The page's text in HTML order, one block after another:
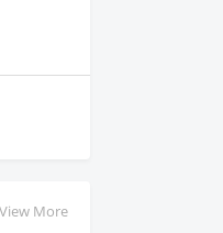
View More